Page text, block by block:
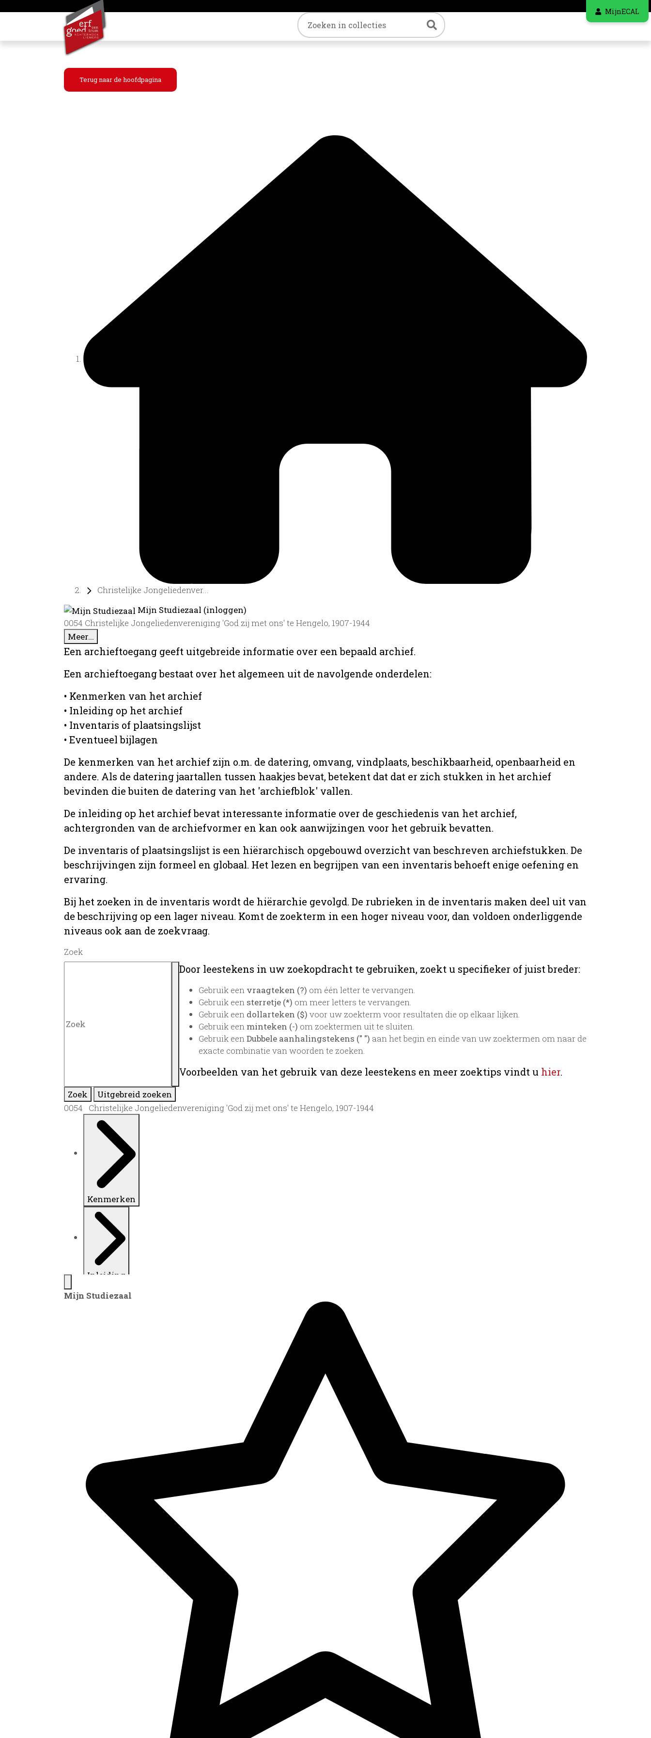
MijnECAL
Trefwoord Zoeken
Terug naar de hoofdpagina
Christelijke Jongeliedenver...
Mijn Studiezaal (inloggen)
0054 Christelijke Jongeliedenvereniging 'God zij met ons' te Hengelo, 1907-1944
Meer...
Een archieftoegang geeft uitgebreide informatie over een bepaald archief.
Een archieftoegang bestaat over het algemeen uit de navolgende onderdelen:
• Kenmerken van het archief
• Inleiding op het archief
• Inventaris of plaatsingslijst
• Eventueel bijlagen
De kenmerken van het archief zijn o.m. de datering, omvang, vindplaats, beschikbaarheid, openbaarheid en
andere. Als de datering jaartallen tussen haakjes bevat, betekent dat dat er zich stukken in het archief
bevinden die buiten de datering van het 'archiefblok' vallen.
De inleiding op het archief bevat interessante informatie over de geschiedenis van het archief,
achtergronden van de archiefvormer en kan ook aanwijzingen voor het gebruik bevatten.
De inventaris of plaatsingslijst is een hiërarchisch opgebouwd overzicht van beschreven archiefstukken. De
beschrijvingen zijn formeel en globaal. Het lezen en begrijpen van een inventaris behoeft enige oefening en
ervaring.
Bij het zoeken in de inventaris wordt de hiërarchie gevolgd. De rubrieken in de inventaris maken deel uit van
de beschrijving op een lager niveau. Komt de zoekterm in een hoger niveau voor, dan voldoen onderliggende
niveaus ook aan de zoekvraag.
Zoek
Door leestekens in uw zoekopdracht te gebruiken, zoekt u specifieker of juist breder:
Gebruik een vraagteken (?) om één letter te vervangen.
Gebruik een sterretje (*) om meer letters te vervangen.
Gebruik een dollarteken ($) voor uw zoekterm voor resultaten die op elkaar lijken.
Gebruik een minteken (-) om zoektermen uit te sluiten.
Gebruik eenDubbele aanhalingstekens (" ") aan het begin en einde van uw zoektermen om naar de
exacte combinatie van woorden te zoeken.
Voorbeelden van het gebruik van deze leestekens en meer zoektips vindt u hier.
Zoek
Uitgebreid zoeken
0054 Christelijke Jongeliedenvereniging 'God zij met ons' te Hengelo, 1907-1944
Kenmerken
Inleiding
Mijn Studiezaal